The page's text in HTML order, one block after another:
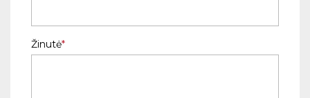
Žinutė